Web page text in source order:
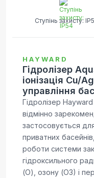
Ступінь захисту:
HAYWARD
Гідролізер
іонізація Cu/
управління
Гідролізер
відмінно
застосовується
приватних
роботи системи
гідроксильного
(О), озону (О3) і